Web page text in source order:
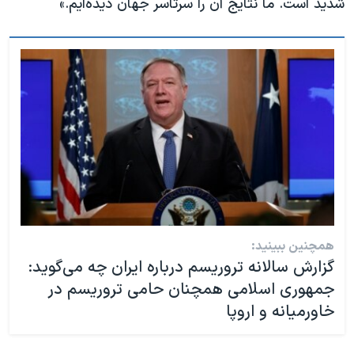
شدید است. ما نتایج آن را سرتاسر جهان دیده‌ایم.»
همچنین ببینید:
گزارش سالانه تروریسم درباره ایران چه می‌گوید:
جمهوری اسلامی همچنان حامی تروریسم در
خاورمیانه و اروپا